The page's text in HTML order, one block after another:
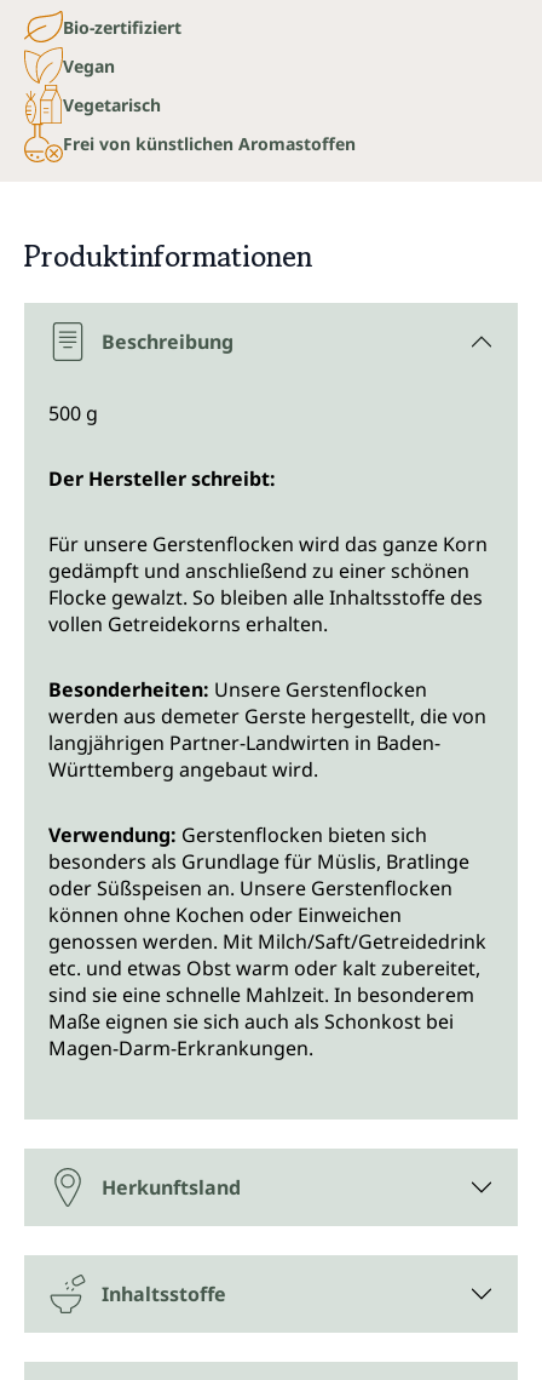
Bio-zertifiziert
Vegan
Vegetarisch
Frei von künstlichen Aromastoffen
Produktinformationen
Beschreibung
500 g
Der Hersteller schreibt:
Für unsere Gerstenflocken wird das ganze Korn
gedämpft und anschließend zu einer schönen
Flocke gewalzt. So bleiben alle Inhaltsstoffe des
vollen Getreidekorns erhalten.
Besonderheiten: Unsere Gerstenflocken
werden aus demeter Gerste hergestellt, die von
langjährigen Partner-Landwirten in Baden-
Württemberg angebaut wird.
Verwendung: Gerstenflocken bieten sich
besonders als Grundlage für Müslis, Bratlinge
oder Süßspeisen an. Unsere Gerstenflocken
können ohne Kochen oder Einweichen
genossen werden. Mit Milch/Saft/Getreidedrink
etc. und etwas Obst warm oder kalt zubereitet,
sind sie eine schnelle Mahlzeit. In besonderem
Maße eignen sie sich auch als Schonkost bei
Magen-Darm-Erkrankungen.
Herkunftsland
Inhaltsstoffe